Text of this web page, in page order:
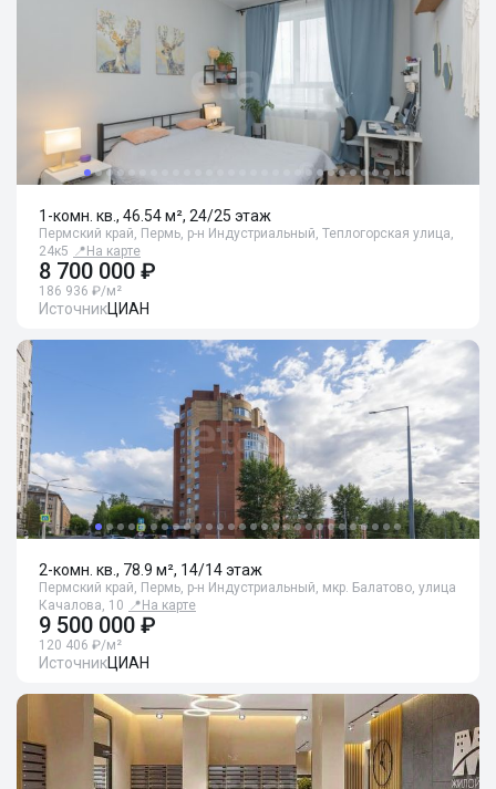
1-комн. кв., 46.54 м², 24/25 этаж
Пермский край, Пермь, р-н Индустриальный, Теплогорская улица,
24к5 📍 На карте
8 700 000 ₽
186 936 ₽/м²
ИсточникЦИАН
2-комн. кв., 78.9 м², 14/14 этаж
Пермский край, Пермь, р-н Индустриальный, мкр. Балатово, улица
Качалова, 10 📍 На карте
9 500 000 ₽
120 406 ₽/м²
ИсточникЦИАН